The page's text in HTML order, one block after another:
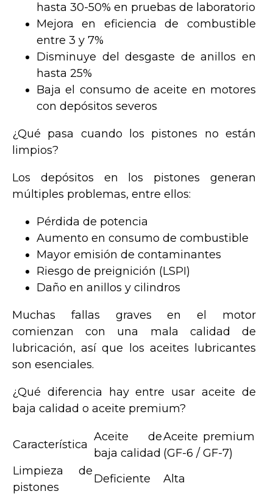
hasta 30-50% en pruebas de laboratorio
Mejora en eficiencia de combustible
entre 3 y 7%
Disminuye del desgaste de anillos en
hasta 25%
Baja el consumo de aceite en motores
con depósitos severos
¿Qué pasa cuando los pistones no están
limpios?
Los depósitos en los pistones generan
múltiples problemas, entre ellos:
Pérdida de potencia
Aumento en consumo de combustible
Mayor emisión de contaminantes
Riesgo de preignición (LSPI)
Daño en anillos y cilindros
Muchas fallas graves en el motor
comienzan con una mala calidad de
lubricación, así que los aceites lubricantes
son esenciales.
¿Qué diferencia hay entre usar aceite de
baja calidad o aceite premium?
Característica
Aceite de
baja calidad
Aceite premium
(GF-6 / GF-7)
Limpieza de
pistones
Deficiente Alta